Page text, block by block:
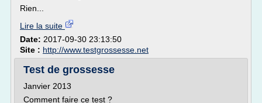
Rien...
Lire la suite
Date: 2017-09-30 23:13:50
Site : http://www.testgrossesse.net
Test de grossesse
Janvier 2013
Comment faire ce test ?